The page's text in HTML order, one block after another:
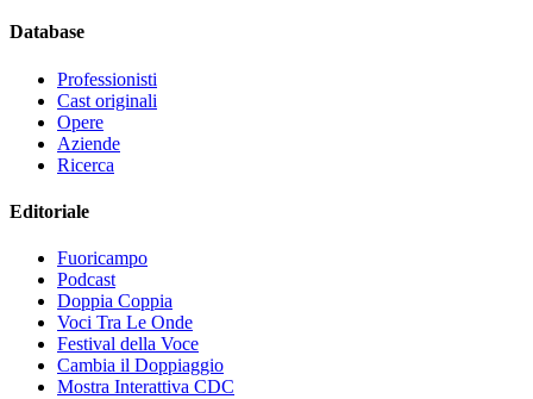
Database
Professionisti
Cast originali
Opere
Aziende
Ricerca
Editoriale
Fuoricampo
Podcast
Doppia Coppia
Voci Tra Le Onde
Festival della Voce
Cambia il Doppiaggio
Mostra Interattiva CDC